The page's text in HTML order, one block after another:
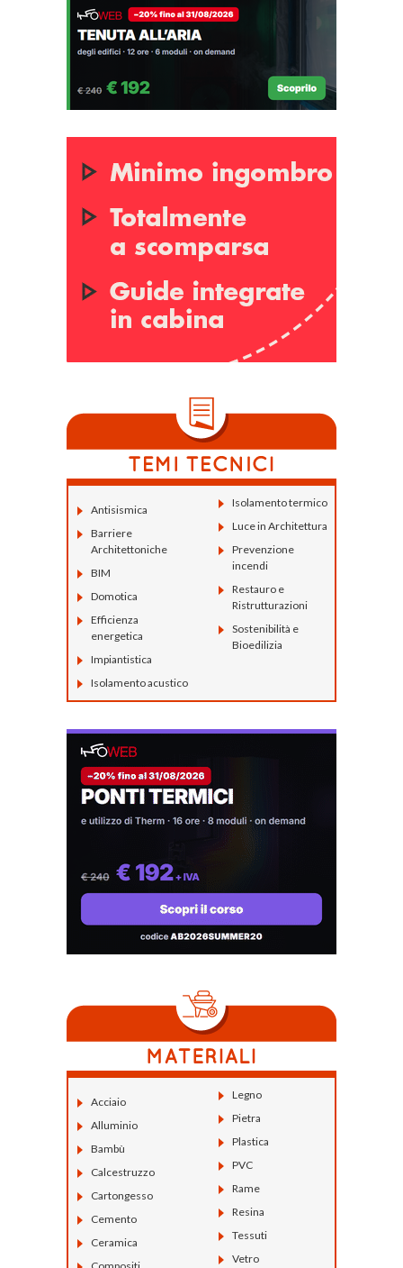
Antisismica
Barriere
Architettoniche
BIM
Domotica
Efficienza
energetica
Impiantistica
Isolamento acustico
Isolamento termico
Luce in Architettura
Prevenzione
incendi
Restauro e
Ristrutturazioni
Sostenibilità e
Bioedilizia
Acciaio
Alluminio
Bambù
Calcestruzzo
Cartongesso
Cemento
Ceramica
Legno
Pietra
Plastica
PVC
Rame
Resina
Tessuti
Vetro